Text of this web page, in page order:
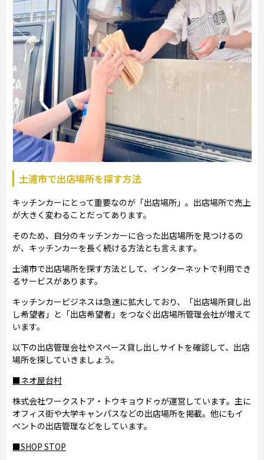
土浦市で出店場所を探す方法
キッチンカーにとって重要なのが「出店場所」。出店場所で売上
が大きく変わることだってあります。
そのため、自分のキッチンカーに合った出店場所を見つけるの
が、キッチンカーを長く続ける方法とも言えます。
土浦市で出店場所を探す方法として、インターネットで利用でき
るサービスがあります。
キッチンカービジネスは急速に拡大しており、「出店場所貸し出
し希望者」と「出店希望者」をつなぐ出店場所管理会社が増えて
います。
以下の出店管理会社やスペース貸し出しサイトを確認して、出店
場所を探していきましょう。
■ネオ屋台村
株式会社ワークストア・トウキョウドゥが運営しています。主に
オフィス街や大学キャンパスなどの出店場所を掲載。他にもイ
ベントの出店管理などをしています。
■SHOP STOP